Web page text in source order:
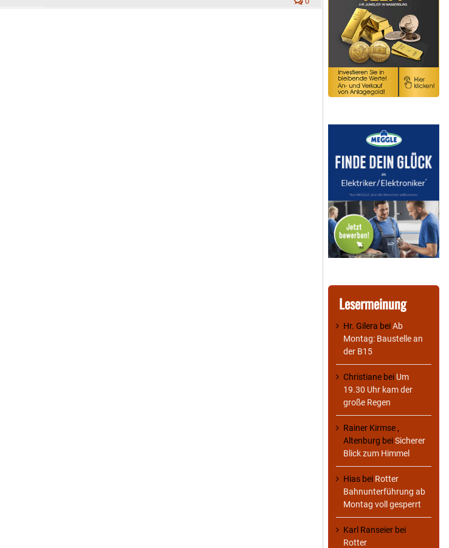
Lesermeinung
Hr. Gilera beiAb
Montag: Baustelle an
der B15
Christiane bei Um
19.30 Uhr kam der
große Regen
Rainer Kirmse ,
Altenburg beiSicherer
Blick zum Himmel
Hias bei Rotter
Bahnunterführung ab
Montag voll gesperrt
Karl Ranseier bei
Rotter